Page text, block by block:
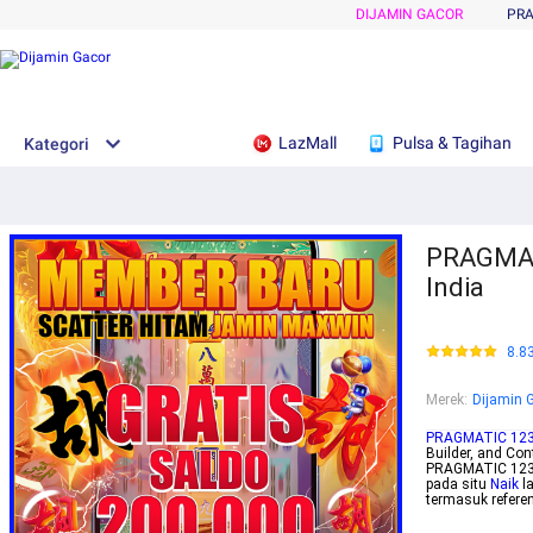
DIJAMIN GACOR
Kategori LazMall Pulsa & Tagihan
India
Merek: Dijamin
PRAGMATIC
Builder, and
PRAGMATIC
pada situ Naik
termasuk